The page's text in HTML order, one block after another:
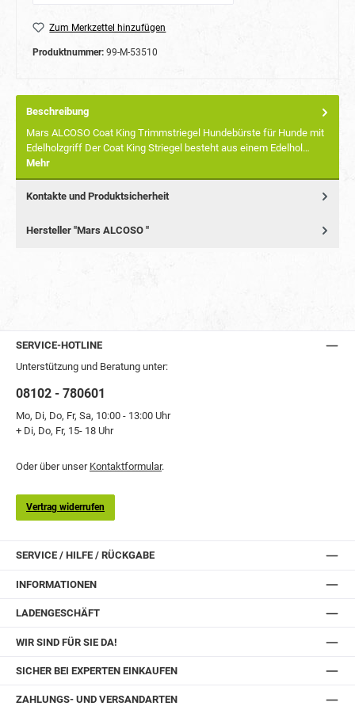
Zum Merkzettel hinzufügen
Produktnummer: 99-M-53510
Beschreibung
Mars ALCOSO Coat King Trimmstriegel Hundebürste für Hunde mit
Edelholzgriff Der Coat King Striegel besteht aus einem Edelhol…
Mehr
Kontakte und Produktsicherheit
Hersteller "Mars ALCOSO "
SERVICE-HOTLINE
Unterstützung und Beratung unter:
08102 - 780601
Mo, Di, Do, Fr, Sa, 10:00 - 13:00 Uhr
+ Di, Do, Fr, 15- 18 Uhr
Oder über unser Kontaktformular.
Vertrag widerrufen
SERVICE / HILFE / RÜCKGABE
INFORMATIONEN
LADENGESCHÄFT
WIR SIND FÜR SIE DA!
SICHER BEI EXPERTEN EINKAUFEN
ZAHLUNGS- UND VERSANDARTEN